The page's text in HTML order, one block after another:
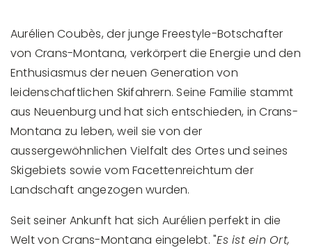
Aurélien Coubès, der junge Freestyle-Botschafter
von Crans-Montana, verkörpert die Energie und den
Enthusiasmus der neuen Generation von
leidenschaftlichen Skifahrern. Seine Familie stammt
aus Neuenburg und hat sich entschieden, in Crans-
Montana zu leben, weil sie von der
aussergewöhnlichen Vielfalt des Ortes und seines
Skigebiets sowie vom Facettenreichtum der
Landschaft angezogen wurden.
Seit seiner Ankunft hat sich Aurélien perfekt in die
Welt von Crans-Montana eingelebt. "Es ist ein Ort,